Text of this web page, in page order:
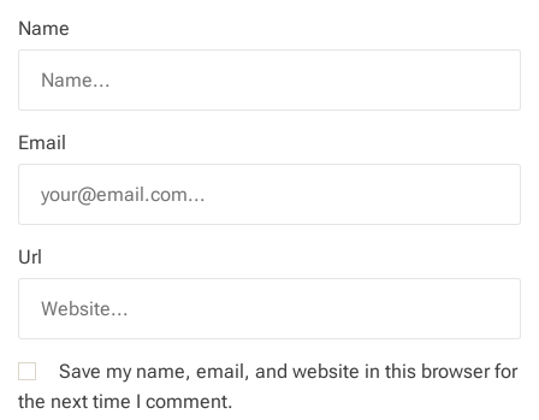
Name
Email
Url
Save my name, email, and website in this browser for
the next time I comment.